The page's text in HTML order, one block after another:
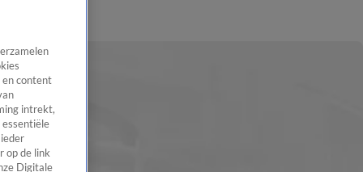
en content
intrekt,
op de link
Digitale